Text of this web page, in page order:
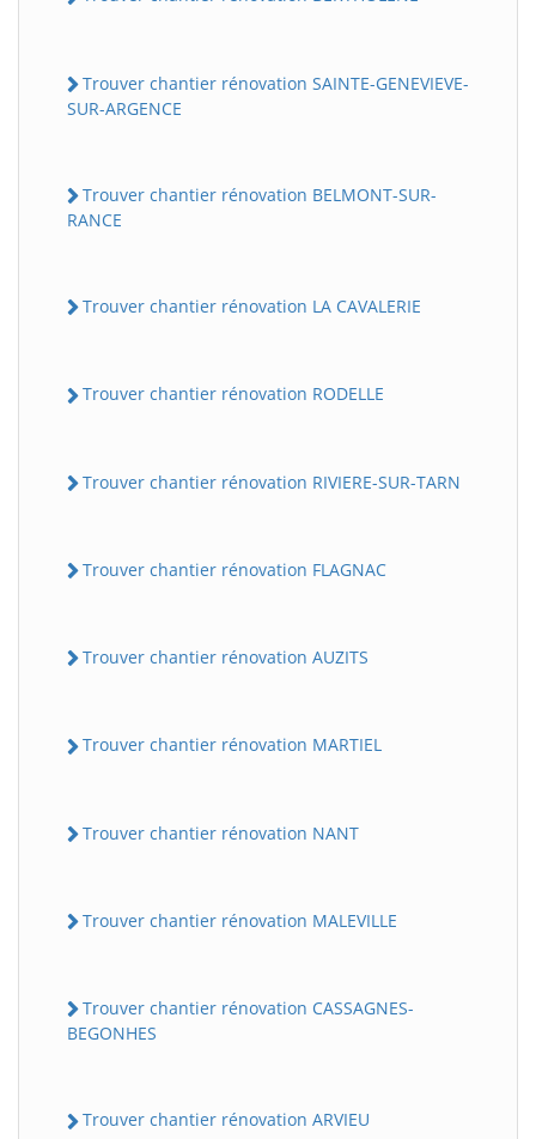
Trouver chantier rénovation SAINTE-GENEVIEVE-
SUR-ARGENCE
Trouver chantier rénovation BELMONT-SUR-
RANCE
Trouver chantier rénovation LA CAVALERIE
Trouver chantier rénovation RODELLE
Trouver chantier rénovation RIVIERE-SUR-TARN
Trouver chantier rénovation FLAGNAC
Trouver chantier rénovation AUZITS
Trouver chantier rénovation MARTIEL
Trouver chantier rénovation NANT
Trouver chantier rénovation MALEVILLE
Trouver chantier rénovation CASSAGNES-
BEGONHES
Trouver chantier rénovation ARVIEU